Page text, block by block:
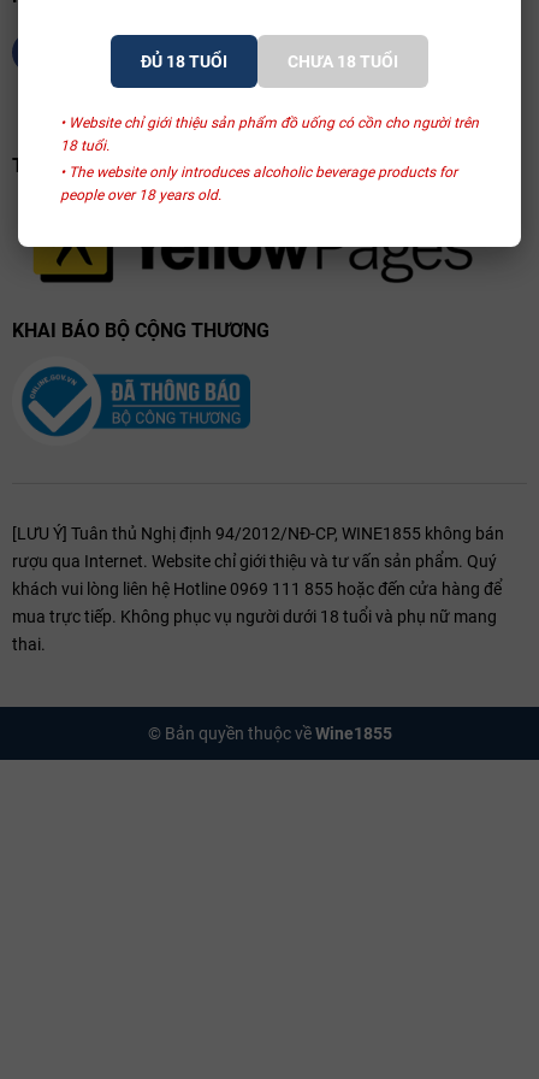
ĐỦ 18 TUỔI CHƯA 18 TUỔI
• Website chỉ giới thiệu sản phẩm đồ uống có cồn cho người trên
18 tuổi.
• The website only introduces alcoholic beverage products for
people over 18 years old.
Premier Cru lịch sử tại Hautvillers (nơi vị tu sĩ Dom Pierre Pérignon
dòng Non-Vintage (NV) phổ thông trên thị trường.
Nhà sản xuất nổi tiếng
Geoffroy và hiện nay là Vincent Chaperon, Dom Pérignon luôn duy trì
một phong cách không thể nhầm lẫn.
Moët & Chandon: Tập đoàn mẹ đứng sau việc bảo trợ và phát
triển thương hiệu lên tầm thế giới.
Richard Geoffroy: Người đã định nghĩa lại khái niệm "Plénitude"
(các giai đoạn trưởng thành của rượu).
Kỹ thuật Sản xuất
Quy trình chế tác Dom Pérignon là sự kiên nhẫn tuyệt đối. Nho được
ép cực kỳ nhẹ nhàng để tránh chiết xuất tannin chát từ vỏ. Quá trình
lên men lần thứ nhất diễn ra trong các tank thép không gỉ để giữ độ
Điểm mấu chốt làm nên sự sang trọng của Dom Pérignon là thời gian
TRANG VÀNG VIỆT NAM
KHAI BÁO BỘ CỘNG THƯƠNG
[LƯU Ý] Tuân thủ Nghị định 94/2012/NĐ-CP, WINE1855 không bán
rượu qua Internet. Website chỉ giới thiệu và tư vấn sản phẩm. Quý
khách vui lòng liên hệ Hotline 0969 111 855 hoặc đến cửa hàng để
mua trực tiếp. Không phục vụ người dưới 18 tuổi và phụ nữ mang
thai.
© Bản quyền thuộc vềWine1855